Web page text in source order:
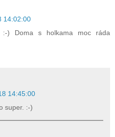
14:02:00
) Doma s holkama moc ráda
14:45:00
super. :-)